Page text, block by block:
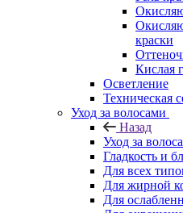
краски
Кислая
Осветление
Техническая
Уход за волосами
Назад
Уход за
Гладкость и
Для всех
Для жирной
Для